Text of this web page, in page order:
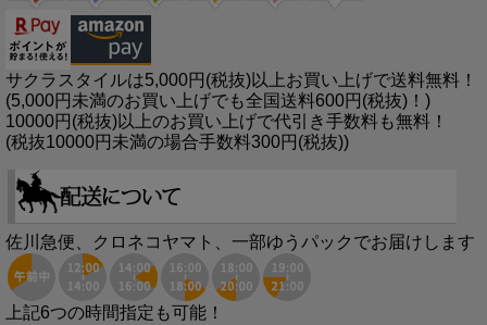
サクラスタイルは5,000円(税抜)以上お買い上げで送料無料！
(5,000円未満のお買い上げでも全国送料600円(税抜)！)
10000円(税抜)以上のお買い上げで代引き手数料も無料！
(税抜10000円未満の場合手数料300円(税抜))
佐川急便、クロネコヤマト、一部ゆうパックでお届けします
上記6つの時間指定も可能！